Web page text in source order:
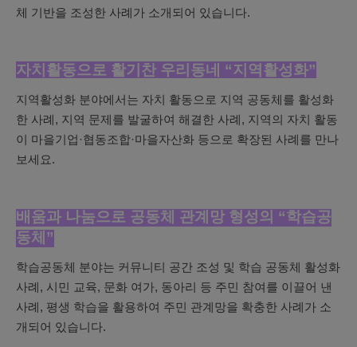
체 기반을 조성한 사례가 소개되어 있습니다.
자치활동으로 활기찬 우리동네 “지역활성화”
지역활성화 분야에서는 자치 활동으로 지역 공동체를 활성화
한 사례, 지역 문제를 발굴하여 해결한 사례, 지역의 자치 활동
이 마을기업·협동조합·마을자산화 등으로 확장된 사례를 만나
보세요.
배움과 나눔으로 공동체 관계망 형성의 “학습공
동체”
학습공동체 분야는 커뮤니티 공간 조성 및 학습 공동체 활성화
사례, 시민 교육, 문화 여가, 동아리 등 주민 참여를 이끌어 낸
사례, 평생 학습을 활용하여 주민 관계망을 확충한 사례가 소
개되어 있습니다.